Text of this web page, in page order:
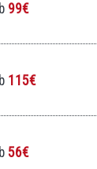
99€
115€
56€